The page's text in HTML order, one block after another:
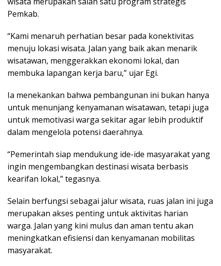
Pemkab.
“Kami menaruh perhatian besar pada konektivitas
menuju lokasi wisata. Jalan yang baik akan menarik
wisatawan, menggerakkan ekonomi lokal, dan
membuka lapangan kerja baru,” ujar Egi.
Ia menekankan bahwa pembangunan ini bukan hanya
untuk menunjang kenyamanan wisatawan, tetapi juga
untuk memotivasi warga sekitar agar lebih produktif
dalam mengelola potensi daerahnya.
“Pemerintah siap mendukung ide-ide masyarakat yang
ingin mengembangkan destinasi wisata berbasis
kearifan lokal,” tegasnya.
Selain berfungsi sebagai jalur wisata, ruas jalan ini juga
merupakan akses penting untuk aktivitas harian
warga. Jalan yang kini mulus dan aman tentu akan
meningkatkan efisiensi dan kenyamanan mobilitas
masyarakat.